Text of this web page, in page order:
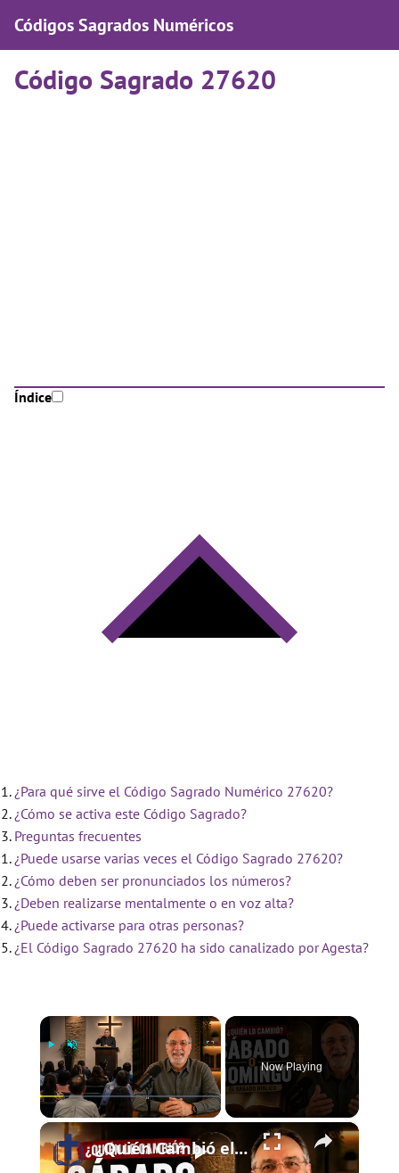
Códigos Sagrados Numéricos
Código Sagrado 27620
Índice
¿Para qué sirve el Código Sagrado Numérico 27620?
¿Cómo se activa este Código Sagrado?
Preguntas frecuentes
¿Puede usarse varias veces el Código Sagrado 27620?
¿Cómo deben ser pronunciados los números?
¿Deben realizarse mentalmente o en voz alta?
¿Puede activarse para otras personas?
¿El Código Sagrado 27620 ha sido canalizado por Agesta?
×
Play Unmute
Now Playing
×
¿Quién Cambió el Sábado al Domingo? | El Sábado Bíblico